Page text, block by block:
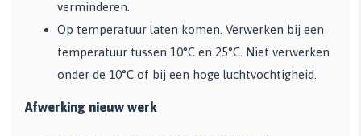
verminderen.
Op temperatuur laten komen. Verwerken bij een
temperatuur tussen 10°C en 25°C. Niet verwerken
onder de 10°C of bij een hoge luchtvochtigheid.
Afwerking nieuw werk